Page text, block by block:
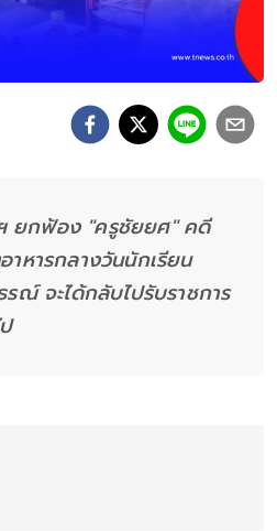
ยกฟ้อง "ครูชัยยศ" คดี
าหารกลางวันนักเรียน
ณ์ จะได้กลับไปรับราชการ